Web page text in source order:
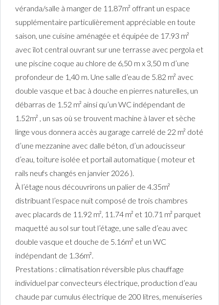
véranda/salle à manger de 11.87m² offrant un espace
supplémentaire particulièrement appréciable en toute
saison, une cuisine aménagée et équipée de 17.93 m²
avec îlot central ouvrant sur une terrasse avec pergola et
une piscine coque au chlore de 6,50 m x 3,50 m d’une
profondeur de 1,40 m. Une salle d’eau de 5.82 m² avec
double vasque et bac à douche en pierres naturelles, un
débarras de 1.52 m² ainsi qu’un WC indépendant de
1.52m² , un sas où se trouvent machine à laver et sèche
linge vous donnera accès au garage carrelé de 22 m² doté
d’une mezzanine avec dalle béton, d’un adoucisseur
d’eau, toiture isolée et portail automatique ( moteur et
rails neufs changés en janvier 2026 ).
À l’étage nous découvrirons un palier de 4.35m²
distribuant l’espace nuit composé de trois chambres
avec placards de 11.92 m², 11.74 m² et 10.71 m² parquet
maquetté au sol sur tout l’étage, une salle d’eau avec
double vasque et douche de 5.16m² et un WC
indépendant de 1.36m².
Prestations : climatisation réversible plus chauffage
individuel par convecteurs électrique, production d’eau
chaude par cumulus électrique de 200 litres, menuiseries